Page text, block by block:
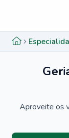
Aproveite os